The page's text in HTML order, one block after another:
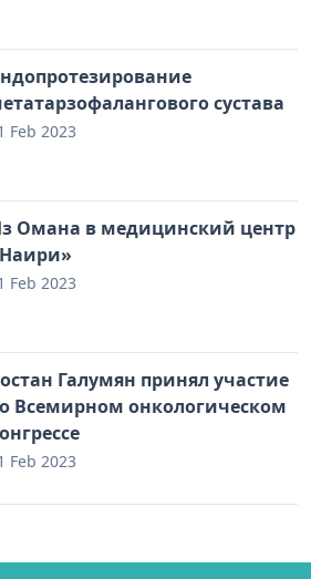
сустава
Feb 2023
Омана в медицинский центр
Feb 2023
Галумян принял участие
Всемирном онкологическом
Feb 2023